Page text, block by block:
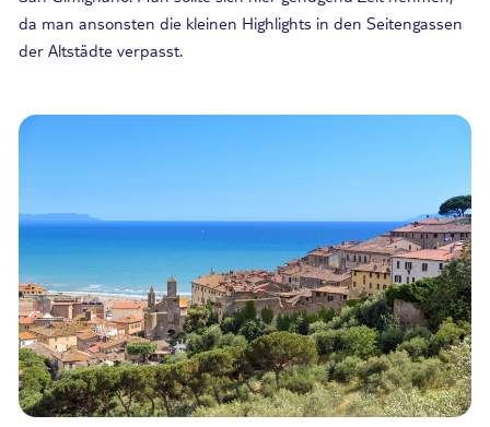
da man ansonsten die kleinen Highlights in den Seitengassen
der Altstädte verpasst.